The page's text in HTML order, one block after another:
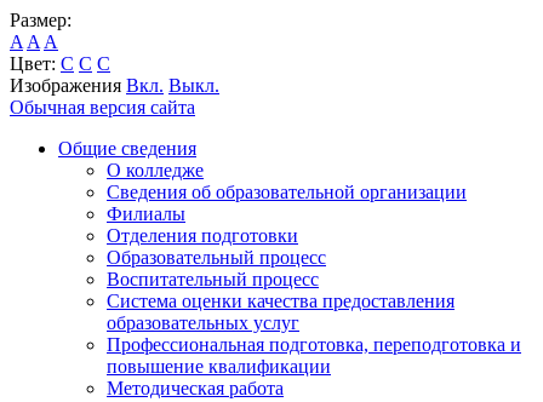
Размер:
A A A
Цвет: C C C
Изображения Вкл. Выкл.
Обычная версия сайта
Общие сведения
О колледже
Сведения об образовательной организации
Филиалы
Отделения подготовки
Образовательный процесс
Воспитательный процесс
Система оценки качества предоставления
образовательных услуг
Профессиональная подготовка, переподготовка и
повышение квалификации
Методическая работа